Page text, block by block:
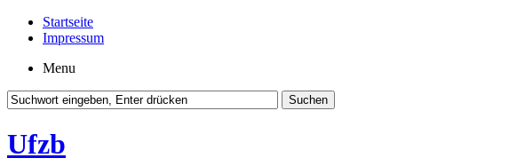
Startseite
Impressum
Menu
Ufzb